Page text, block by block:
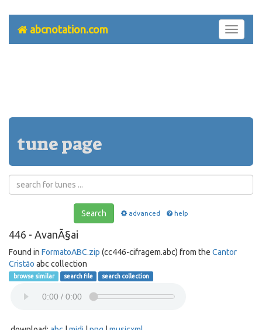
Toggle
abcnotation.com
tune page
Search advanced help
446 - AvanÃ§ai
Found in FormatoABC.zip (cc446-cifragem.abc) from the Cantor
Cristão abc collection
browse similar search file search collection